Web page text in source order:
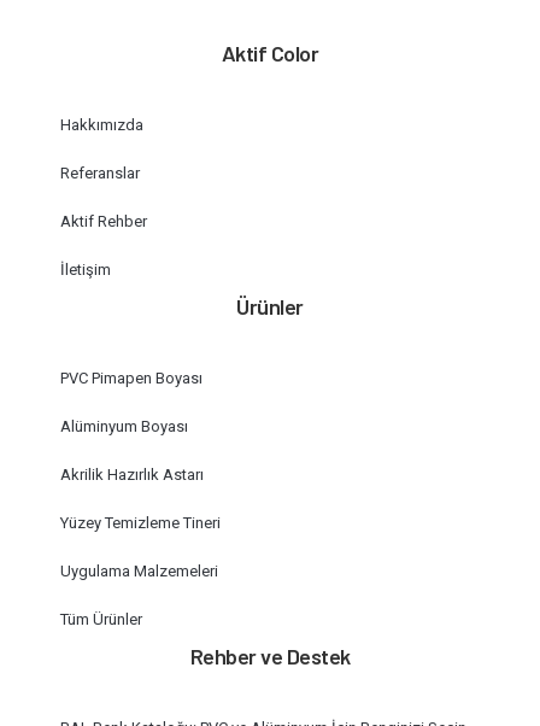
Aktif Color
Hakkımızda
Referanslar
Aktif Rehber
İletişim
Ürünler
PVC Pimapen Boyası
Alüminyum Boyası
Akrilik Hazırlık Astarı
Yüzey Temizleme Tineri
Uygulama Malzemeleri
Tüm Ürünler
Rehber ve Destek